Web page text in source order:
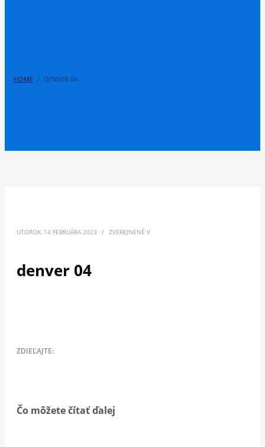
HOME DENVER 04
UTOROK, 14 FEBRUÁRA 2023 / ZVEREJNENÉ V
denver 04
Čo môžete čítať ďalej